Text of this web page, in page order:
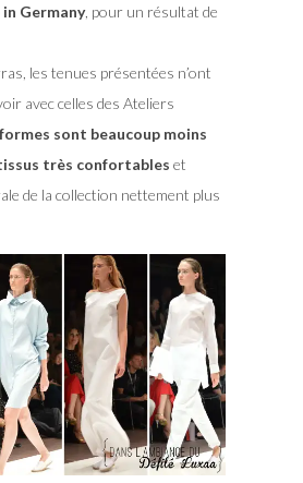
Germany, pour un résultat de
les tenues présentées n’ont
avec celles des Ateliers
sont beaucoup moins
très confortables et
de la collection nettement plus